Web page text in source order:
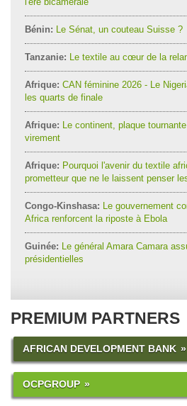
Bénin: Le Sénat, un couteau Suisse ?
Tanzanie: Le textile au cœur de la
Afrique: CAN féminine 2026 - Le
les quarts de finale
Afrique: Le continent, plaque
virement
Afrique: Pourquoi l'avenir du textile
prometteur que ne le laissent penser
Congo-Kinshasa: Le gouvernement
Africa renforcent la riposte à Ebola
Guinée: Le général Amara Camara
présidentielles
PREMIUM PARTNERS
AFRICAN DEVELOPMENT BANK
OCPGROUP